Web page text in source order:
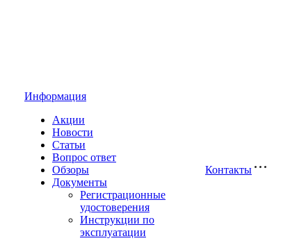
Информация
Акции
Новости
Статьи
Вопрос ответ
Обзоры
Документы
Регистрационные
удостоверения
Инструкции по
эксплуатации
Контакты